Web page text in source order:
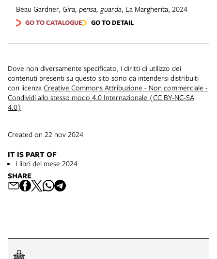
Beau Gardner, Gira, pensa, guarda, La Margherita, 2024
GO TO CATALOGUE GO TO DETAIL
Dove non diversamente specificato, i diritti di utilizzo dei
contenuti presenti su questo sito sono da intendersi distribuiti
con licenza Creative Commons Attribuzione - Non commerciale -
Condividi allo stesso modo 4.0 Internazionale (CC BY-NC-SA
4.0)
Created on 22 nov 2024
IT IS PART OF
I libri del mese 2024
SHARE